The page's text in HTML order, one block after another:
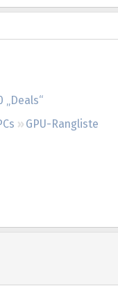
„Deals“
GPU-Rangliste